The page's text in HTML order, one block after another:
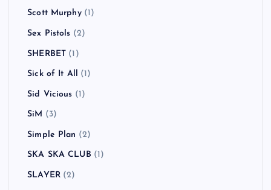
Scott Murphy(1)
Sex Pistols (2)
SHERBET (1)
Sick of It All (1)
Sid Vicious (1)
SiM (3)
Simple Plan (2)
SKA SKA CLUB (1)
SLAYER(2)